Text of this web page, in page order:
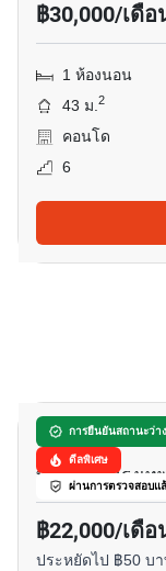
฿30,000/เดือ
1 ห้องนอน
43 ม.2
คอนโด
6
การยืนยันสถานะว่า
ดีลพิเศษ
ผ่านการตรวจสอบแ
พลัส 38 ฮิป
ทองหล่อ, กรุงเท
฿22,000/เดือ
ประหยัดไป ฿50 บ